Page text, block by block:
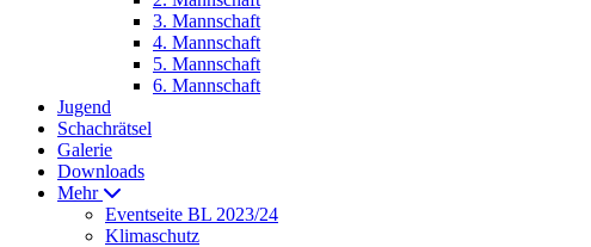
3. Mannschaft
4. Mannschaft
5. Mannschaft
6. Mannschaft
Jugend
Schachrätsel
Galerie
Downloads
Mehr
Eventseite BL 2023/24
Klimaschutz